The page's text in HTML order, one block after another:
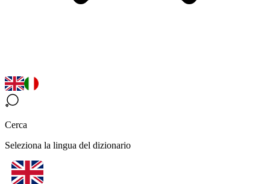
Cerca
Seleziona la lingua del dizionario